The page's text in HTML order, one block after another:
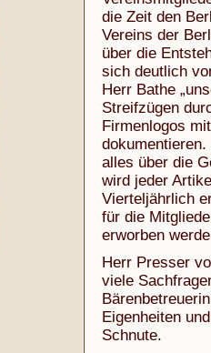
die Zeit den
Vereins der
über die
sich deutlich
Herr Bathe
Streifzügen
Firmenlogos
alles über die
wird jeder
Vierteljährlich
für die
erworben
Herr Presser
viele
Eigenheiten
Schnute.